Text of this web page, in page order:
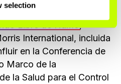
selection
Libre de Humo,
International, incluida
en la Conferencia de
Marco de la
la Salud para el Control